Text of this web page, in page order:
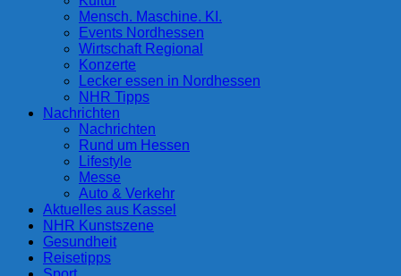
Mensch. Maschine. KI.
Events Nordhessen
Wirtschaft Regional
Konzerte
Lecker essen in Nordhessen
NHR Tipps
Nachrichten
Nachrichten
Rund um Hessen
Lifestyle
Messe
Auto & Verkehr
Aktuelles aus Kassel
NHR Kunstszene
Gesundheit
Reisetipps